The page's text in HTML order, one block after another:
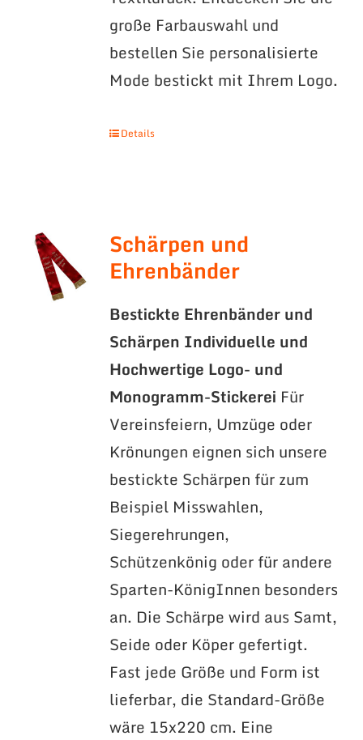
große Farbauswahl und
bestellen Sie personalisierte
Mode bestickt mit Ihrem Logo.
Details
Schärpen und
Ehrenbänder
Bestickte Ehrenbänder und
Schärpen Individuelle und
Hochwertige Logo- und
Monogramm-Stickerei Für
Vereinsfeiern, Umzüge oder
Krönungen eignen sich unsere
bestickte Schärpen für zum
Beispiel Misswahlen,
Siegerehrungen,
Schützenkönig oder für andere
Sparten-KönigInnen besonders
an. Die Schärpe wird aus Samt,
Seide oder Köper gefertigt.
Fast jede Größe und Form ist
lieferbar, die Standard-Größe
wäre 15x220 cm. Eine